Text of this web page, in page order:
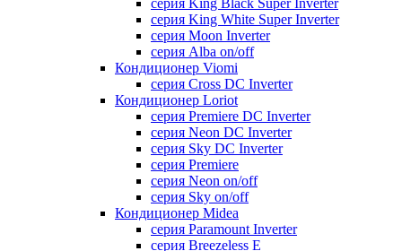
серия King Black Super Inverter
серия King White Super Inverter
серия Moon Inverter
серия Alba on/off
Кондиционер Viomi
серия Cross DC Inverter
Кондиционер Loriot
серия Premiere DC Inverter
серия Neon DC Inverter
серия Sky DC Inverter
серия Premiere
серия Neon on/off
серия Sky on/off
Кондиционер Midea
серия Paramount Inverter
серия Breezeless E